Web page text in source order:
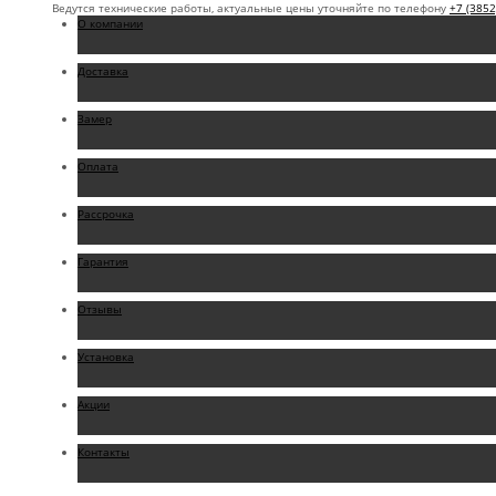
Ведутся технические работы, актуальные цены уточняйте по телефону +7
О компании
Доставка
Замер
Оплата
Рассрочка
Гарантия
Отзывы
Установка
Акции
Контакты